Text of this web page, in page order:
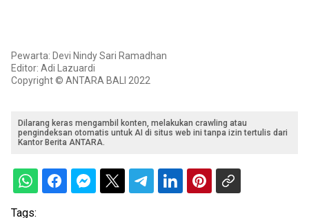
Pewarta: Devi Nindy Sari Ramadhan
Editor: Adi Lazuardi
Copyright © ANTARA BALI 2022
Dilarang keras mengambil konten, melakukan crawling atau
pengindeksan otomatis untuk AI di situs web ini tanpa izin tertulis dari
Kantor Berita ANTARA.
Tags: